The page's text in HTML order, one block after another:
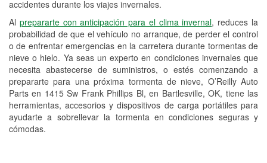
accidentes durante los viajes invernales.
Al prepararte con anticipación para el clima invernal, reduces la
probabilidad de que el vehículo no arranque, de perder el control
o de enfrentar emergencias en la carretera durante tormentas de
nieve o hielo. Ya seas un experto en condiciones invernales que
necesita abastecerse de suministros, o estés comenzando a
prepararte para una próxima tormenta de nieve, O’Reilly Auto
Parts en 1415 Sw Frank Phillips Bl, en Bartlesville, OK, tiene las
herramientas, accesorios y dispositivos de carga portátiles para
ayudarte a sobrellevar la tormenta en condiciones seguras y
cómodas.
Rectificación de tambores y discos de
freno
Mangueras hidráulicas a la medida
Snowstorm Supplies
Tornado Supplies
Conoce más